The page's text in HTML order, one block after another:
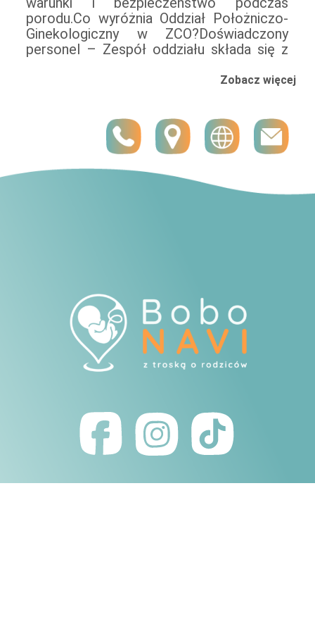
porodu.Co wyróżnia Oddział Położniczo-
Ginekologiczny w ZCO?Doświadczony
personel – Zespół oddziału składa się z
infrastruktura – Oddział przeszedł
gruntowną modernizację, oferując
przestronne sale porodowe oraz
porodu oraz opieki nad dzieckiem. Zajęcia
prowadzone są przez doświadczony
personel medyczny.Komfortowe warunki
Zobacz więcej